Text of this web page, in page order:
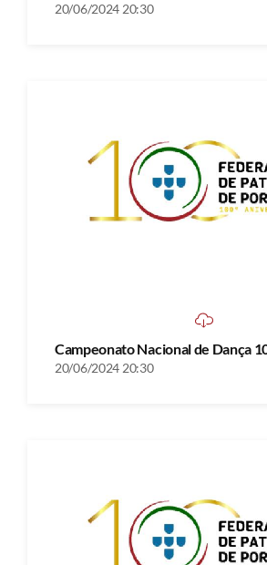
20/06/2024 20:30
Campeonato Nacional de Dança
20/06/2024 20:30